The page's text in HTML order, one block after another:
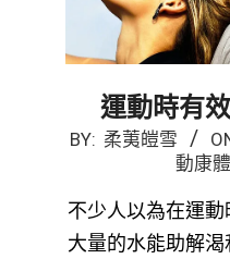
運動時有
2015-
03
BY: 柔荑皚雪
動康體
不少人以為在運
大量的水能助解渴